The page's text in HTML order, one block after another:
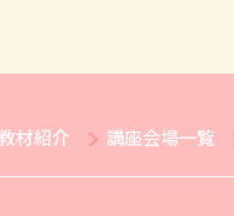
材紹介 講座会場一覧